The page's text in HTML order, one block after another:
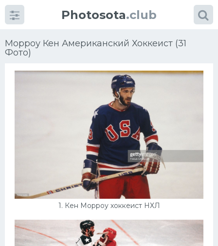
Photosota.club
Морроу Кен Американский Хоккеист (31
Фото)
1. Кен Морроу хоккеист НХЛ
Фото
Хоккей
Конькобежный спорт